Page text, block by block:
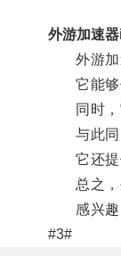
外游加速
外游加速
它能够优
同时，它
与此同时
它还提供
总之，外
感兴趣的
#3#